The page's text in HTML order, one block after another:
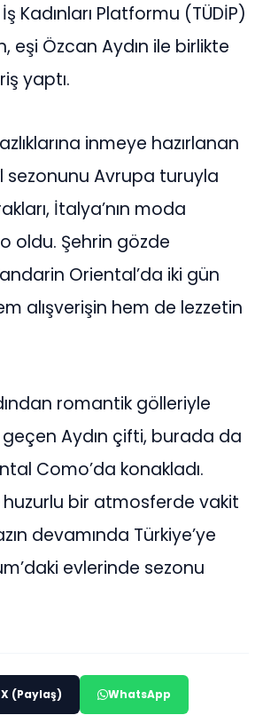
Kadınları Platformu (TÜDİP)
eşi Özcan Aydın ile birlikte
yaptı.
inmeye hazırlanan
sezonunu Avrupa turuyla
İtalya’nın moda
oldu. Şehrin gözde
Oriental’da iki gün
alışverişin hem de lezzetin
romantik gölleriyle
Aydın çifti, burada da
Como’da konakladı.
bir atmosferde vakit
devamında Türkiye’ye
evlerinde sezonu
X (Paylaş) WhatsApp